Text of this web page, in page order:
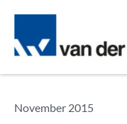
November 2015